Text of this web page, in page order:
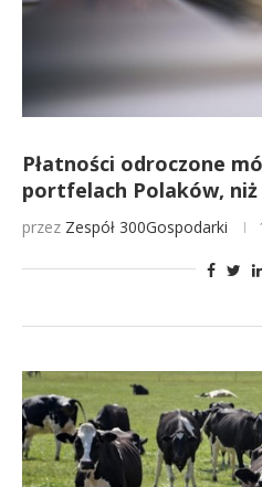
Płatności odroczone
portfelach Polaków, niż
przez Zespół 300Gospodarki